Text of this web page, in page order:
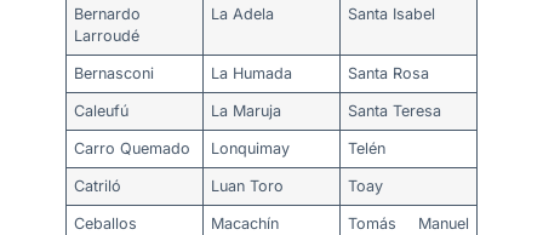
Bernardo
Larroudé
La Adela Santa Isabel
Bernasconi La Humada Santa Rosa
Caleufú La Maruja Santa Teresa
Carro Quemado Lonquimay Telén
Catriló Luan Toro Toay
Ceballos Macachín
Tomás Manuel